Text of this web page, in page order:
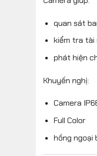
quan sát
kiểm tra tài
phát hiện
Khuyến nghị:
Camera
Full Color
hồng ngoại